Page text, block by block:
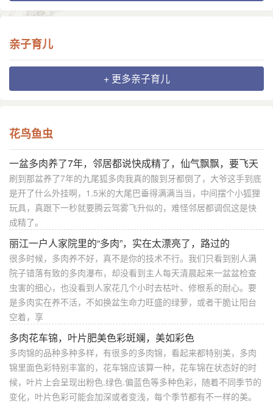
亲子育儿
+ 更多亲子育儿
花鸟鱼虫
一盆多肉养了7年，邻居都说快成精了，仙气飘飘，要飞天
刷到那盆养了7年的九尾狐多肉我真的酸到牙都倒了，大爷这手到底
是开了什么外挂啊，1.5米的大尾巴垂得满满当当，中间摆个小狐狸
玩具，真跟下一秒就要腾云驾雾飞升似的，难怪邻居都调侃这是快
成精了。
丽江一户人家院里的“多肉”，实在太漂亮了，路过的
很多时候，多肉养不好，真不是你的技术不行。我们只看到别人满
院子错落有致的多肉瀑布，却没看到主人每天清晨起来一盆盆检查
虫害的细心，也没看到人家花几个小时去枯叶、修根系的耐心。要
是多肉实在养不活，不如换盆生命力旺盛的绿萝，或者干脆让阳台
空着，享
多肉花车锦，叶片肥美色彩斑斓，美如彩色
多肉锦的品种多种多样，有很多的多肉锦，看起来都特别美，多肉
锦里面色彩特别丰富的，花车锦应该算一种，花车锦在状态好的时
候，叶片上会呈现出粉色.绿色.偏蓝色等多种色彩，随着不同季节的
变化，叶片色彩可能会加深或者变浅，每个季节都有不一样的美。